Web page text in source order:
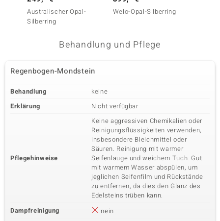
0,937 ct Rundschliff
Fassung
Australischer Opal-
Silberring
Welo-Opal-Silberring
Behandlung und Pflege
Regenbogen-Mondstein
Behandlung
keine
Erklärung
Nicht verfügbar
Pflegehinweise
Keine aggressiven Chemikalien oder
Reinigungsflüssigkeiten verwenden,
insbesondere Bleichmittel oder
Säuren. Reinigung mit warmer
Seifenlauge und weichem Tuch. Gut
mit warmem Wasser abspülen, um
jeglichen Seifenfilm und Rückstände
zu entfernen, da dies den Glanz des
Edelsteins trüben kann.
Dampfreinigung
nein